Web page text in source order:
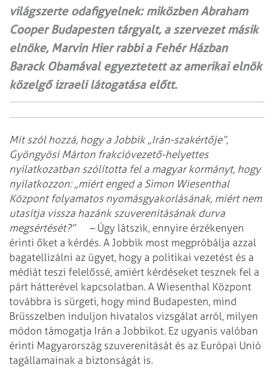
világszerte odafigyelnek: miközben Abraham
Cooper Buda­­­pes­ten tárgyalt, a szervezet másik
elnöke, Marvin Hier rabbi a Fehér Házban
Barack Obamával egyeztetett az amerikai elnök
közelgő izraeli látogatása előtt.
Mit szól hozzá, hogy a Jobbik „Irán-szakértője”,
Gyöngyösi Márton frakcióvezető-helyettes
nyilatkozatban szólította fel a magyar kormányt, hogy
nyilatkozzon: „miért enged a Simon Wiesenthal
Központ folyamatos nyomásgyakorlásának, miért nem
utasítja vissza hazánk szuverenitásának durva
megsértését?”– Úgy látszik, ennyire érzékenyen
érinti őket a kérdés. A Jobbik most megpróbálja azzal
bagatellizálni az ügyet, hogy a politikai vezetést és a
médiát teszi felelőssé, amiért kérdéseket tesznek fel a
párt hátterével kapcsolatban. A Wiesenthal Központ
továbbra is sürgeti, hogy mind Budapesten, mind
Brüsszelben induljon hivatalos vizsgálat arról, milyen
módon támogatja Irán a Jobbikot. Ez ugyanis valóban
érinti Magyarország szuverenitását és az Európai Unió
tagállamainak a biztonságát is.